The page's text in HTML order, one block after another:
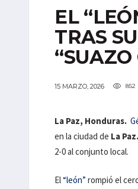
EL
TRAS
“SUAZO
15 MARZO, 2026 852
La Paz, Honduras.
en la ciudad de La Paz.
2-0 al conjunto local.
El“león” rompió el